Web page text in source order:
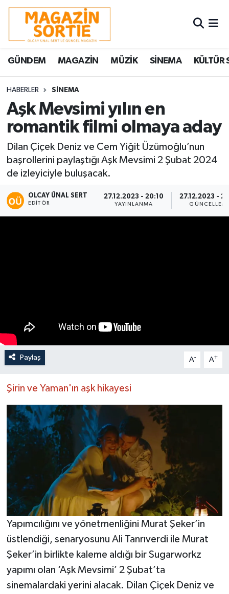
GÜNDEM MAGAZİN MÜZİK SİNEMA KÜLTÜR
HABERLER SİNEMA
Aşk Mevsimi yılın en
romantik filmi olmaya aday
Dilan Çiçek Deniz ve Cem Yiğit Üzümoğlu’nun
başrollerini paylaştığı Aşk Mevsimi 2 Şubat 2024
de izleyiciyle buluşacak.
OLCAY ÜNAL SERT
EDITÖR
27.12.2023 - 20:10
YAYINLANMA
27.12.2023 -
Paylaş A- A+
Şirin ve Yaman'ın aşk hikayesi
Yapımcılığını ve yönetmenliğini Murat Şeker’in
üstlendiği, senaryosunu Ali Tanrıverdi ile Murat
Şeker’in birlikte kaleme aldığı bir Sugarworkz
yapımı olan ‘Aşk Mevsimi’ 2 Şubat’ta
sinemalardaki yerini alacak. Dilan Çiçek Deniz ve
Nöbetçi Eczaneler
Hava Durumu
Trafik Durumu
Süper Lig Puan Durumu ve Fikstür
Tüm Manşetler
Son Dakika Haberleri
Haber Arşivi